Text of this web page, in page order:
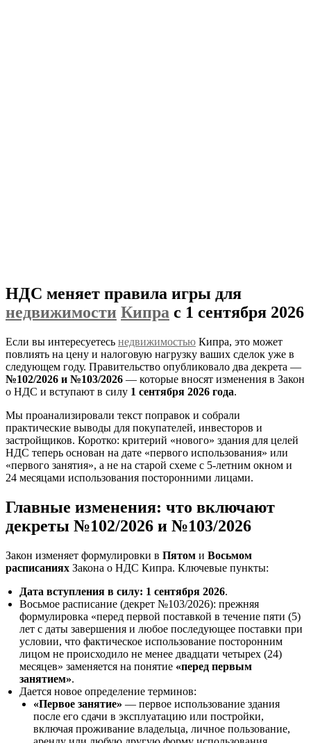
НДС меняет правила игры для
недвижимости Кипра с 1 сентября 2026
Если вы интересуетесь недвижимостью Кипра, это может
повлиять на цену и налоговую нагрузку ваших сделок уже в
следующем году. Правительство опубликовало два декрета —
№102/2026 и №103/2026 — которые вносят изменения в Закон
о НДС и вступают в силу 1 сентября 2026 года.
Мы проанализировали текст поправок и собрали
практические выводы для покупателей, инвесторов и
застройщиков. Коротко: критерий «нового» здания для целей
НДС теперь основан на дате «первого использования» или
«первого занятия», а не на старой схеме с 5‑летним окном и
24 месяцами использования посторонними лицами.
Главные изменения: что включают
декреты №102/2026 и №103/2026
Закон изменяет формулировки в Пятом и Восьмом
расписаниях Закона о НДС Кипра. Ключевые пункты:
Дата вступления в силу: 1 сентября 2026.
Восьмое расписание (декрет №103/2026): прежняя
формулировка «перед первой поставкой в течение пяти (5)
лет с даты завершения и любое последующее поставки при
условии, что фактическое использование посторонним
лицом не происходило не менее двадцати четырех (24)
месяцев» заменяется на понятие «перед первым
занятием».
Дается новое определение терминов:
«Первое занятие» — первое использование здания
после его сдачи в эксплуатацию или постройки,
включая проживание владельца, личное пользование,